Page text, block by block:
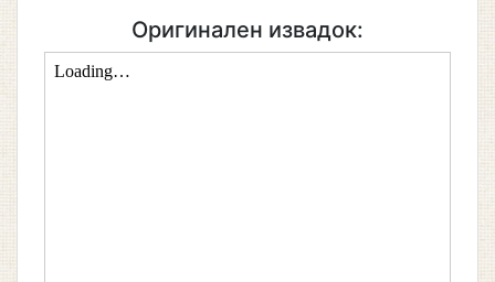
Оригинален извадок: